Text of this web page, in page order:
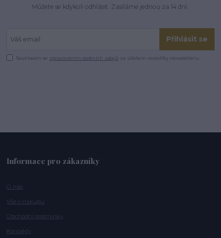
Můžete se kdykoli odhlásit. Zasíláme jednou za 14 dní.
Přihlásit se
Souhlasím se zpracováním osobních údajů za účelem rozesílky newsletteru.
Informace pro zákazníky
O nás
Vše o nákupu
Obchodní podmínky
Kontakty